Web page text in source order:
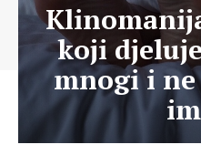
koji
mnogi i